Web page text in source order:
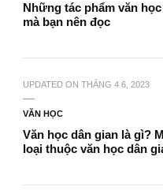
Những tác phẩm văn
mà bạn nên đọc
UPDATED ON THÁNG 4 6, 2023
VĂN HỌC
Văn học dân gian là gì?
loại thuộc văn học dân